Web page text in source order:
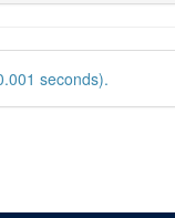
seconds).